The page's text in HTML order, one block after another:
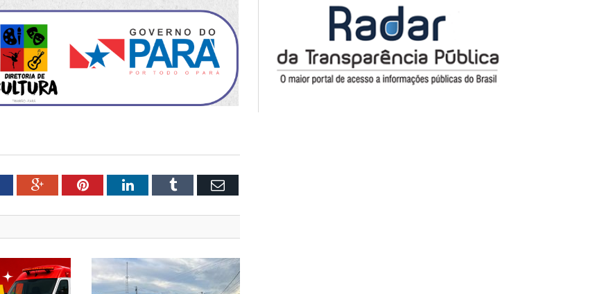
Google+PinterestLinkedInTumblr Email